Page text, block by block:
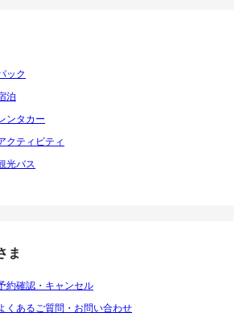
ック
泊
ンタカー
クティビティ
光バス
ま
約確認・キャンセル
くあるご質問・お問い合わせ